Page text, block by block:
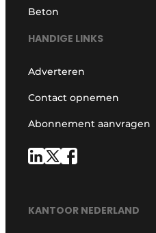
Beton
HANDIGE LINKS
Adverteren
Contact opnemen
Abonnement aanvragen
KANTOOR NEDERLAND